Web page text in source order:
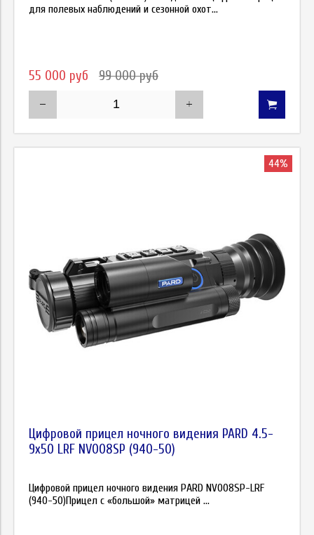
для полевых наблюдений и сезонной охот...
55 000 руб 99 000 руб
44%
Цифровой прицел ночного видения PARD 4.5-
9х50 LRF NV008SP (940-50)
Цифровой прицел ночного видения PARD NV008SP-LRF
(940-50)Прицел с «большой» матрицей ...